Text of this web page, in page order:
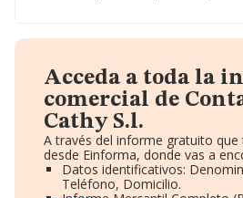
Acceda a toda la
comercial de
Cathy S.l.
A través del informe gratuito
desde Einforma, donde vas a
Datos identificativos:
Teléfono, Domicilio.